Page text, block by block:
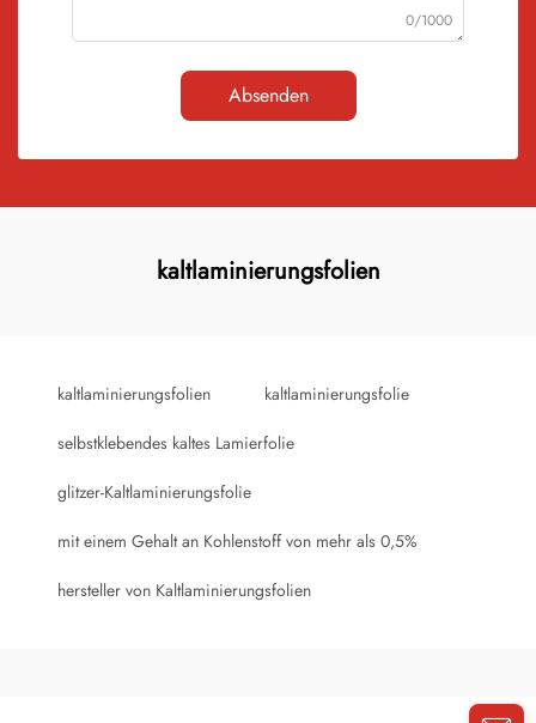
0/1000
Absenden
kaltlaminierungsfolien
kaltlaminierungsfolien kaltlaminierungsfolie
selbstklebendes kaltes Lamierfolie
glitzer-Kaltlaminierungsfolie
mit einem Gehalt an Kohlenstoff von mehr als 0,5%
hersteller von Kaltlaminierungsfolien